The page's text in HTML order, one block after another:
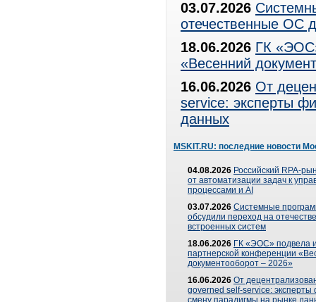
03.07.2026
отечественные ОС
18.06.2026 ГК
«Весенний
16.06.2026 От
service: эксперты
данных
MSKIT.RU: последние новости
04.08.2026 Российский RPA-
от автоматизации задач к
процессами и AI
03.07.2026 Системные
обсудили переход на
встроенных систем
18.06.2026 ГК «ЭОС» подвела
партнерской конференции
документооборот – 2026»
16.06.2026 От
governed self-service: эксперты
смену парадигмы на рынке